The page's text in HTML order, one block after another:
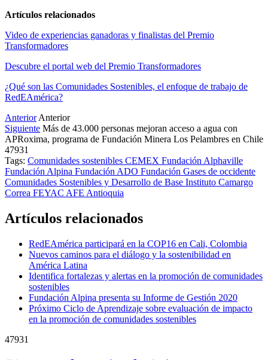
Artículos relacionados
Video de experiencias ganadoras y finalistas del Premio
Transformadores
Descubre el portal web del Premio Transformadores
¿Qué son las Comunidades Sostenibles, el enfoque de trabajo de
RedEAmérica?
Anterior Anterior
Siguiente Más de 43.000 personas mejoran acceso a agua con
APRoxima, programa de Fundación Minera Los Pelambres en Chile
47931
Tags: Comunidades sostenibles CEMEX Fundación Alphaville
Fundación Alpina Fundación ADO Fundación Gases de occidente
Comunidades Sostenibles y Desarrollo de Base Instituto Camargo
Correa FEYAC AFE Antioquia
Artículos relacionados
RedEAmérica participará en la COP16 en Cali, Colombia
Nuevos caminos para el diálogo y la sostenibilidad en
América Latina
Identifica fortalezas y alertas en la promoción de comunidades
sostenibles
Fundación Alpina presenta su Informe de Gestión 2020
Próximo Ciclo de Aprendizaje sobre evaluación de impacto
en la promoción de comunidades sostenibles
47931